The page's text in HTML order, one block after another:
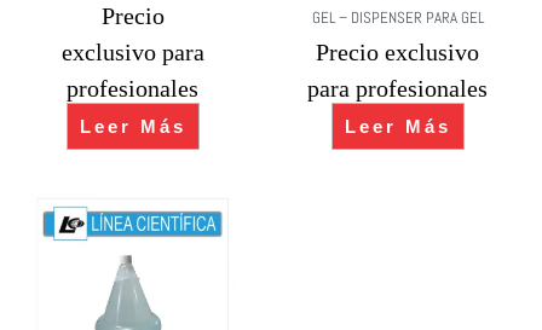
Precio
exclusivo para
profesionales
Leer Más
GEL – DISPENSER PARA GEL
Precio exclusivo
para profesionales
Leer Más